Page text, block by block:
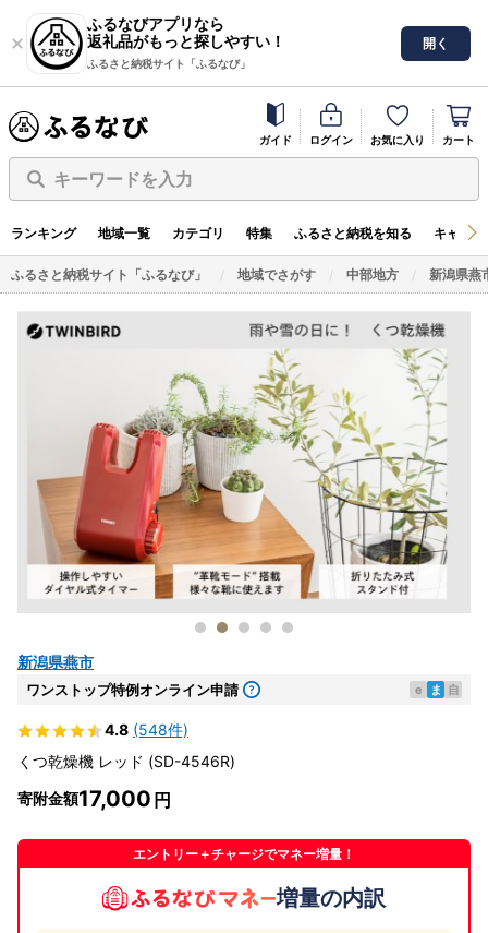
ふるなびアプリなら
返礼品がもっと探しやすい！
ふるさと納税サイト「ふるなび」
開く
ガイド ログイン お気に入り カート
キーワードを入力
ランキング 地域一覧 カテゴリ 特集 ふるさと納税を知る キャン
ふるさと納税サイト「ふるなび」 地域でさがす 中部地方 新潟県燕
新潟県燕市
ワンストップ特例オンライン申請 e ま 自
4.8 (548件)
くつ乾燥機 レッド (SD-4546R)
寄附金額17,000
エントリー＋チャージでマネー増量！
増量の内訳